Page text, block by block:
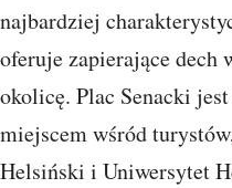
najbardziej
oferuje zapierające dech
okolicę. Plac Senacki
miejscem wśród
Helsiński i Uniwersytet